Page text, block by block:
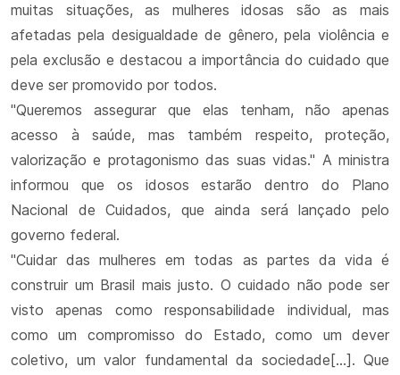
muitas situações, as mulheres idosas são as mais
afetadas pela desigualdade de gênero, pela violência e
pela exclusão e destacou a importância do cuidado que
deve ser promovido por todos.
"Queremos assegurar que elas tenham, não apenas
acesso à saúde, mas também respeito, proteção,
valorização e protagonismo das suas vidas." A ministra
informou que os idosos estarão dentro do Plano
Nacional de Cuidados, que ainda será lançado pelo
governo federal.
"Cuidar das mulheres em todas as partes da vida é
construir um Brasil mais justo. O cuidado não pode ser
visto apenas como responsabilidade individual, mas
como um compromisso do Estado, como um dever
coletivo, um valor fundamental da sociedade[...]. Que